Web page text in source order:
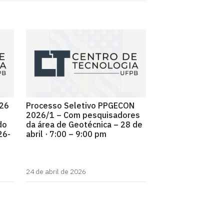
Processo Seletivo PPGECON
2026/1 – Com pesquisadores
da área de Geotécnica – 28 de
abril · 7:00 – 9:00 pm
24 de abril de 2026